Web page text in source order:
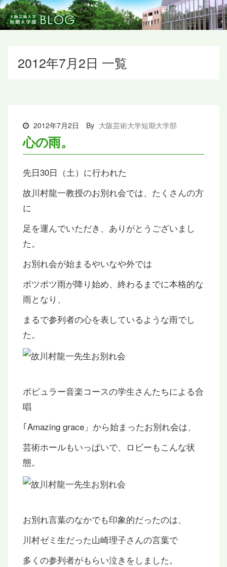
2012年7月2日 一覧
2012年7月2日 By 大阪芸術大学短期大学部
心の雨。
先日30日（土）に行われた
故川村龍一教授のお別れ会では、たくさんの方
に
足を運んでいただき、ありがとうございまし
た。
お別れ会が始まるやいなや外では
ポツポツ雨が降り始め、終わるまでに本格的な
雨となり、
まるで参列者の心を表しているような雨でし
た。
ポピュラー音楽コースの学生さんたちによる合
唱
｢Amazing grace」から始まったお別れ会は、
芸術ホールもいっぱいで、ロビーもこんな状
態。
お別れ言葉のなかでも印象的だったのは、
川村ゼミ生だった山崎理子さんの言葉で
多くの参列者がもらい泣きをしました。